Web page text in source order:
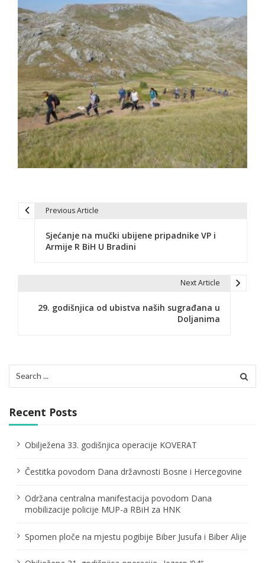
i
g
a
o
n
Previous Article
Sjećanje na mučki ubijene pripadnike VP i
Armije R BiH U Bradini
Next Article
29. godišnjica od ubistva naših sugrađana u
Doljanima
for:
Recent Posts
Obilježena 33. godišnjica operacije KOVERAT
Čestitka povodom Dana državnosti Bosne i Hercegovine
Održana centralna manifestacija povodom Dana
mobilizacije policije MUP-a RBiH za HNK
Spomen ploče na mjestu pogibije Biber Jusufa i Biber Alije